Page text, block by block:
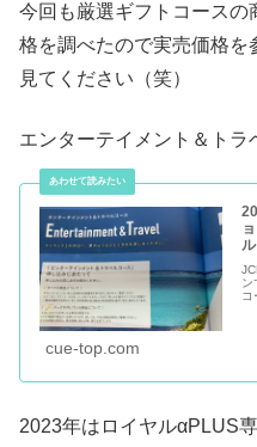
今回も厳選ギフトコースの
格を調べたので実売価格を
見てください（笑）
エンターテイメント＆トラ
ル
ン
コ
cue-top.com
2023年はロイヤルαPLUS